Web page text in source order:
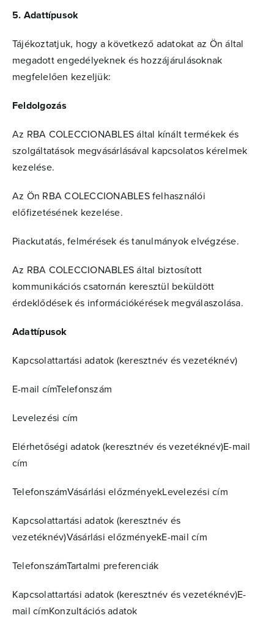
5. Adattípusok
Tájékoztatjuk, hogy a következő adatokat az Ön által
megadott engedélyeknek és hozzájárulásoknak
megfelelően kezeljük:
Feldolgozás
Az RBA COLECCIONABLES által kínált termékek és
szolgáltatások megvásárlásával kapcsolatos kérelmek
kezelése.
Az Ön RBA COLECCIONABLES felhasználói
előfizetésének kezelése.
Piackutatás, felmérések és tanulmányok elvégzése.
Az RBA COLECCIONABLES által biztosított
kommunikációs csatornán keresztül beküldött
érdeklődések és információkérések megválaszolása.
Adattípusok
Kapcsolattartási adatok (keresztnév és vezetéknév)
E-mail címTelefonszám
Levelezési cím
Elérhetőségi adatok (keresztnév és vezetéknév)E-mail
cím
TelefonszámVásárlási előzményekLevelezési cím
Kapcsolattartási adatok (keresztnév és
vezetéknév)Vásárlási előzményekE-mail cím
TelefonszámTartalmi preferenciák
Kapcsolattartási adatok (keresztnév és vezetéknév)E-
mail címKonzultációs adatok